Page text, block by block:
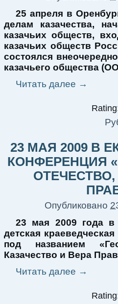
25 апреля в
делам казачества,
казачьих обществ,
казачьих обществ
состоялся
казачьего общества
Читать далее →
23 МАЯ 2009 В
КОНФЕРЕНЦИЯ
Опубликовано
23 мая 2009 года в
детская
под названием
Казачество и Вера
Читать далее →